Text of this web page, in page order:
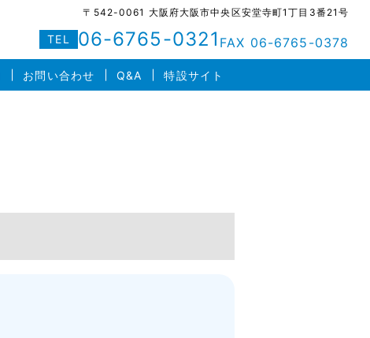
お問い合わせ Q&A 特設サイト
〒542-0061 大阪府大阪市中央区安堂寺町1丁目3番21号
TEL 06-6765-0321 FAX 06-6765-0378